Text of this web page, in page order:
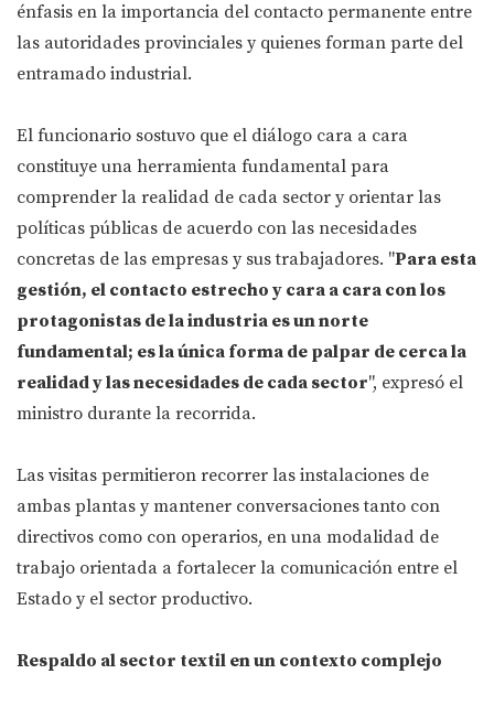
énfasis en la importancia del contacto permanente entre
las autoridades provinciales y quienes forman parte del
entramado industrial.
El funcionario sostuvo que el diálogo cara a cara
constituye una herramienta fundamental para
comprender la realidad de cada sector y orientar las
políticas públicas de acuerdo con las necesidades
concretas de las empresas y sus trabajadores. "Para esta
gestión, el contacto estrecho y cara a cara con los
protagonistas de la industria es un norte
fundamental; es la única forma de palpar de cerca la
realidad y las necesidades de cada sector", expresó el
ministro durante la recorrida.
Las visitas permitieron recorrer las instalaciones de
ambas plantas y mantener conversaciones tanto con
directivos como con operarios, en una modalidad de
trabajo orientada a fortalecer la comunicación entre el
Estado y el sector productivo.
Respaldo al sector textil en un contexto complejo